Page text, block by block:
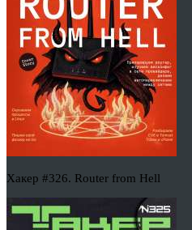
Хакер #326. Router from Hell